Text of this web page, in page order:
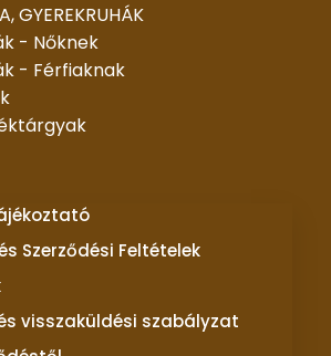
GYEREKRUHÁK
- Nőknek
- Férfiaknak
Szerződési Feltételek
visszaküldési szabályzat